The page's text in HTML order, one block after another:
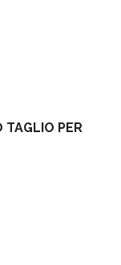
TAGLIO PER